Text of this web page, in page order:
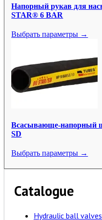
Напорный рукав для
STAR® 6 BAR
Выбрать параметры →
Всасывающе-напорный
SD
Выбрать параметры →
Catalogue
Hydraulic ball valves